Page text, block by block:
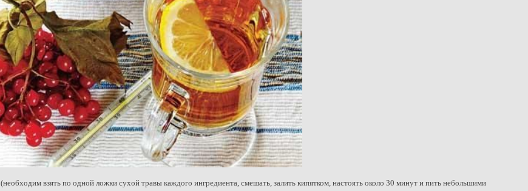
(необходим взять по одной ложки сухой травы каждого ингредиента, смешать, залить кипятком, настоять около 30 минут и пить небольшими